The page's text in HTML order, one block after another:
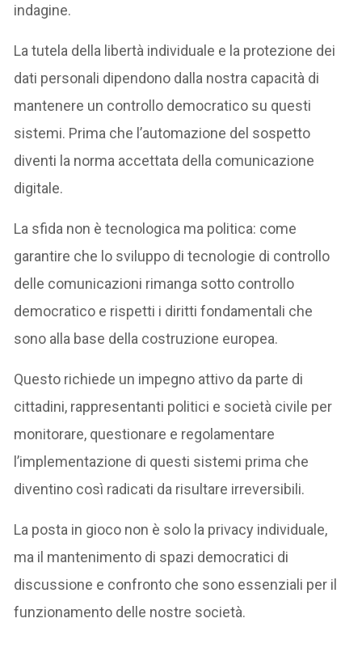
indagine.
La tutela della libertà individuale e la protezione dei
dati personali dipendono dalla nostra capacità di
mantenere un controllo democratico su questi
sistemi. Prima che l’automazione del sospetto
diventi la norma accettata della comunicazione
digitale.
La sfida non è tecnologica ma politica: come
garantire che lo sviluppo di tecnologie di controllo
delle comunicazioni rimanga sotto controllo
democratico e rispetti i diritti fondamentali che
sono alla base della costruzione europea.
Questo richiede un impegno attivo da parte di
cittadini, rappresentanti politici e società civile per
monitorare, questionare e regolamentare
l’implementazione di questi sistemi prima che
diventino così radicati da risultare irreversibili.
La posta in gioco non è solo la privacy individuale,
ma il mantenimento di spazi democratici di
discussione e confronto che sono essenziali per il
funzionamento delle nostre società.